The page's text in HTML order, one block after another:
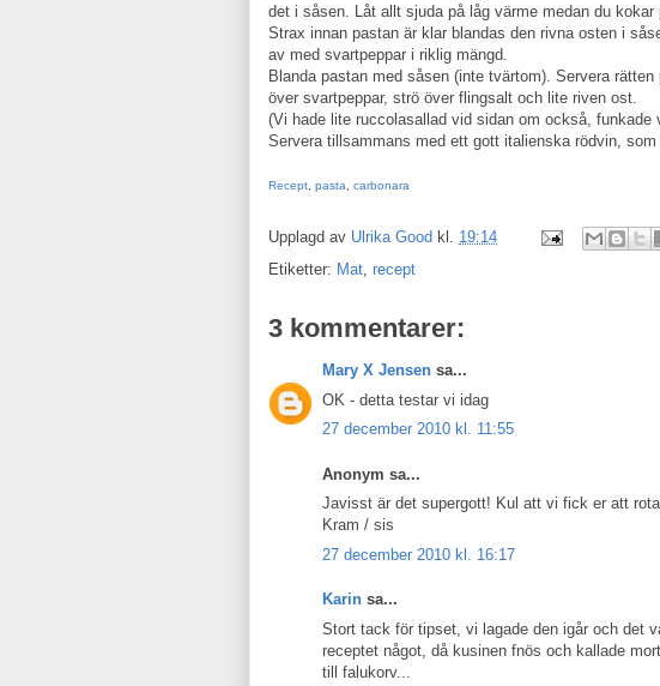
det i såsen. Låt allt sjuda på låg värme medan du
Strax innan pastan är klar blandas den rivna osten i
av med svartpeppar i riklig mängd.
Blanda pastan med såsen (inte tvärtom). Servera
över svartpeppar, strö över flingsalt och lite riven ost.
(Vi hade lite ruccolasallad vid sidan om också, funkade
Servera tillsammans med ett gott italienska rödvin,
Recept pasta carbonara
Upplagd av Ulrika Good kl. 19:14
Etiketter: Mat, recept
3 kommentarer:
Mary X Jensen sa...
OK - detta testar vi idag
27 december 2010 kl. 11:55
Anonym sa...
Javisst är det supergott! Kul att vi fick er att
Kram / sis
27 december 2010 kl. 16:17
Karin sa...
Stort tack för tipset, vi lagade den igår och det
receptet något, då kusinen fnös och kallade
till falukorv...